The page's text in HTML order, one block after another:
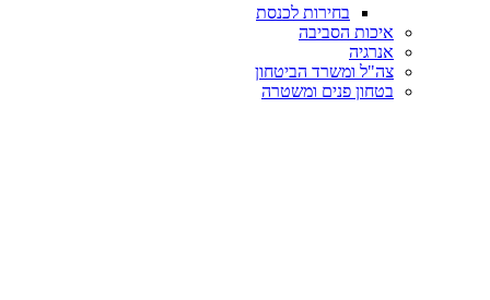
בחירות לכנסת
איכות הסביבה
אנרגיה
צה"ל ומשרד הביטחון
בטחון פנים ומשטרה